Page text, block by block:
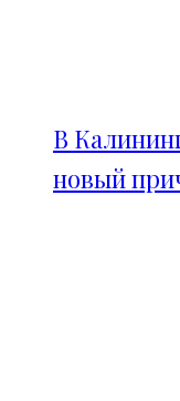
В
новый